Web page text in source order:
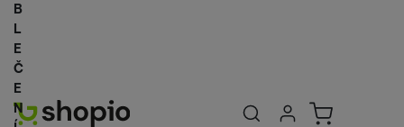
Uživatelská
Přihlásit se
Košík
B
L
E
Č
E
N